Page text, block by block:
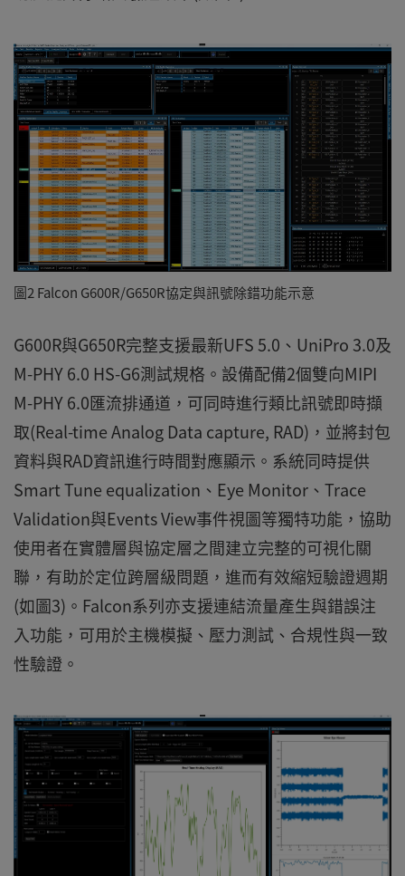
圖2 Falcon G600R/G650R協定與訊號除錯功能示意
G600R與G650R完整支援最新UFS 5.0、UniPro 3.0及
M-PHY 6.0 HS-G6測試規格。設備配備2個雙向MIPI
M-PHY 6.0匯流排通道，可同時進行類比訊號即時擷
取(Real-time Analog Data capture, RAD)，並將封包
資料與RAD資訊進行時間對應顯示。系統同時提供
Smart Tune equalization、Eye Monitor、Trace
Validation與Events View事件視圖等獨特功能，協助
使用者在實體層與協定層之間建立完整的可視化關
聯，有助於定位跨層級問題，進而有效縮短驗證週期
(如圖3)。Falcon系列亦支援連結流量產生與錯誤注
入功能，可用於主機模擬、壓力測試、合規性與一致
性驗證。